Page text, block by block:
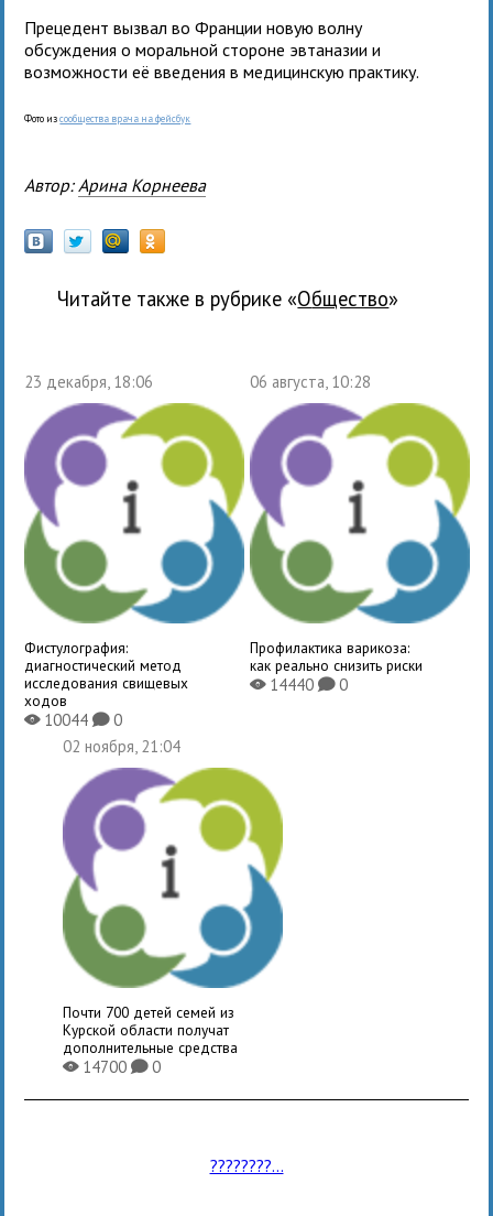
Прецедент вызвал во Франции новую волну
обсуждения о моральной стороне эвтаназии и
возможности её введения в медицинскую практику.
Фото изсообщества врача на фейсбук
Автор: Арина Корнеева
Читайте также в рубрике « общество»
23 декабря, 18:06
Фистулография:
диагностический метод
исследования свищевых
ходов
X10044K0
06 августа, 10:28
Профилактика варикоза:
как реально снизить риски
X14440 K0
02 ноября, 21:04
Почти 700 детей семей из
Курской области получат
дополнительные средства
X14700K0
????????...